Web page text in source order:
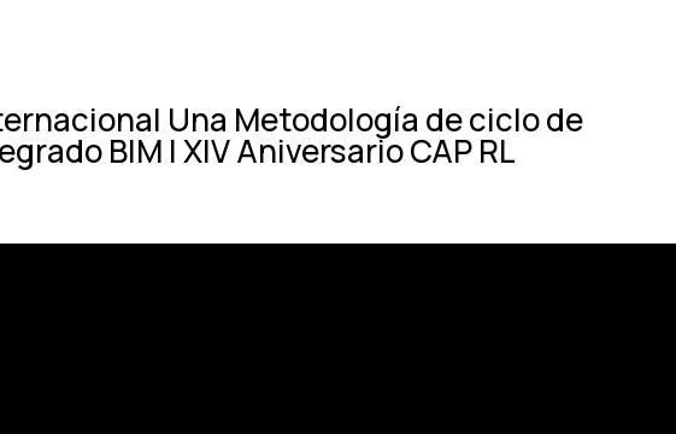
Una Metodología de ciclo de
BIM | XIV Aniversario CAP RL